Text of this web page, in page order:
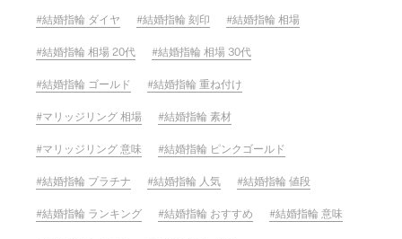
結婚指輪 ダイヤ 結婚指輪 刻印 結婚指輪 相場
結婚指輪 相場 20代 結婚指輪 相場 30代
結婚指輪 ゴールド 結婚指輪 重ね付け
マリッジリング 相場 結婚指輪 素材
マリッジリング 意味 結婚指輪 ピンクゴールド
結婚指輪 プラチナ 結婚指輪 人気 結婚指輪 値段
結婚指輪 ランキング 結婚指輪 おすすめ 結婚指輪 意味